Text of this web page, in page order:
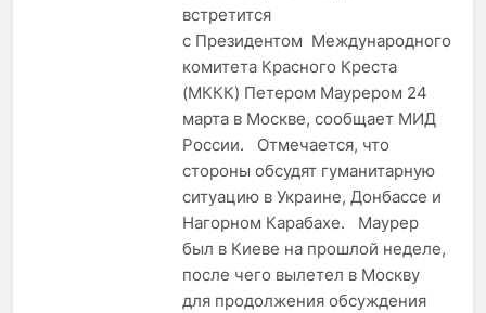
встретится
с Президентом Международного
комитета Красного Креста
(МККК) Петером Маурером 24
марта в Москве, сообщает МИД
России. Отмечается, что
стороны обсудят гуманитарную
ситуацию в Украине, Донбассе и
Нагорном Карабахе. Маурер
был в Киеве на прошлой неделе,
после чего вылетел в Москву
для продолжения обсуждения